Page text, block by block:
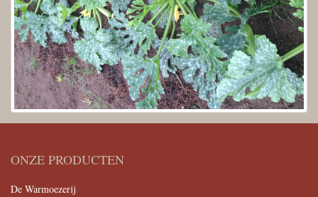
ONZE PRODUCTEN
De Warmoezerij